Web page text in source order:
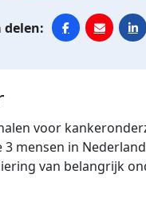
voor
mensen in
van belangrijk